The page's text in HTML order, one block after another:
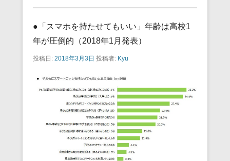
●「スマホを持たせてもいい」年齢は高校1
年が圧倒的（2018年1月発表）
投稿日: 2018年3月3日 投稿者: Kyu